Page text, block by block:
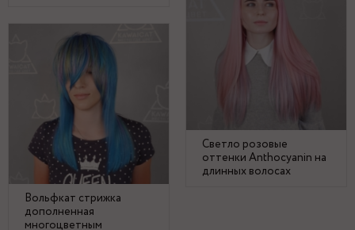
Светло розовые
оттенки Anthocyanin на
длинных волосах
Вольфкат стрижка
дополненная
многоцветным